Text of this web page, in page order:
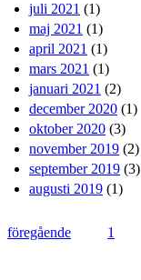
juli 2021 (1)
maj 2021 (1)
april 2021 (1)
mars 2021 (1)
januari 2021 (2)
december 2020 (1)
oktober 2020 (3)
november 2019 (2)
september 2019 (3)
augusti 2019 (1)
Sidor
föregående
1